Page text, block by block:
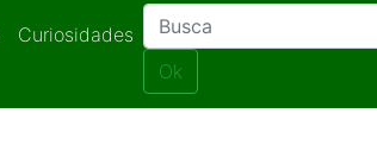
Curiosidades
Ok